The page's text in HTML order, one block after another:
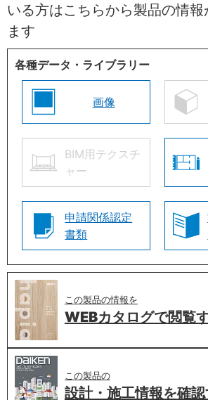
いる方はこちらから製品の情
ます
各種データ・ライブラリー
画像
BIM用テクスチ
ャー
申請関係認定
書類
この製品の情報を
WEBカタログで閲覧
この製品の
設計・施工情報を確認